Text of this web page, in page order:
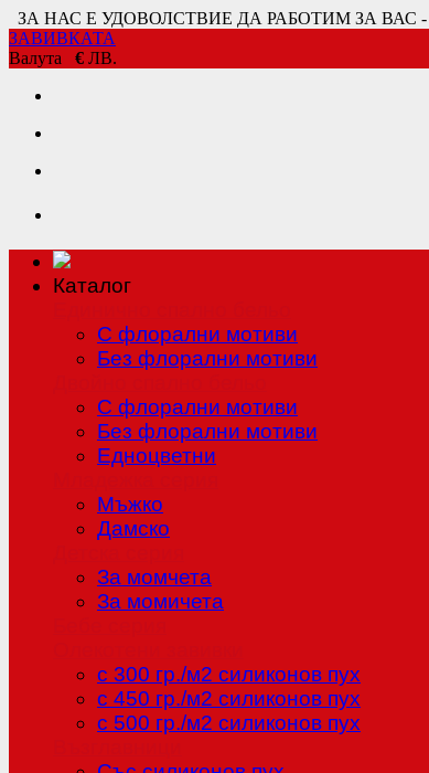
ЗА НАС Е УДОВОЛСТВИЕ ДА РАБОТИМ ЗА ВАС -
ЗАВИВКАТА
Валута € ЛВ.
Каталог
С флорални мотиви
Без флорални мотиви
С флорални мотиви
Без флорални мотиви
Едноцветни
Мъжко
Дамско
За момчета
За момичета
с 300 гр./м2 силиконов пух
с 450 гр./м2 силиконов пух
с 500 гр./м2 силиконов пух